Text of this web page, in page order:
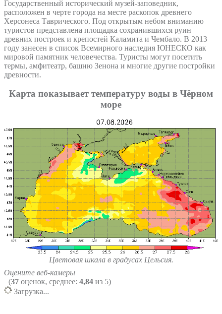
Государственный исторический музей-заповедник,
расположен в черте города на месте раскопок древнего
Херсонеса Таврического. Под открытым небом вниманию
туристов представлена площадка сохранившихся руин
древних построек и крепостей Каламита и Чембало. В 2013
году занесен в список Всемирного наследия ЮНЕСКО как
мировой памятник человечества. Туристы могут посетить
термы, амфитеатр, башню Зенона и многие другие постройки
древности.
Карта показывает температуру воды в Чёрном
море
Цветовая шкала в градусах Цельсия.
Оцените веб-камеры
(37 оценок, среднее: 4,84 из 5)
Загрузка...